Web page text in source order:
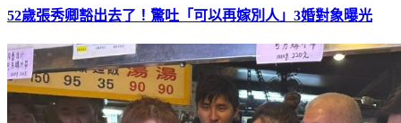
52歲張秀卿豁出去了！驚吐「可以再嫁別人」3婚對象曝光